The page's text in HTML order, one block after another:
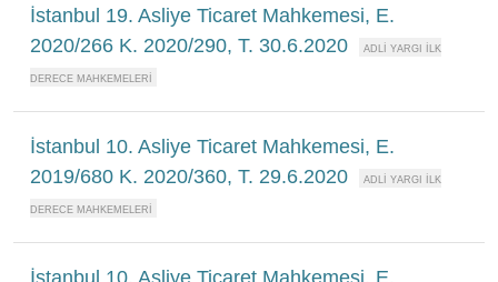
İstanbul 19. Asliye Ticaret Mahkemesi, E.
2020/266 K. 2020/290, T. 30.6.2020
İstanbul 10. Asliye Ticaret Mahkemesi, E.
2019/680 K. 2020/360, T. 29.6.2020